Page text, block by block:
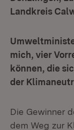
Landkreis
mich, vier
können, die
der
Die Gewinner
dem Weg zur